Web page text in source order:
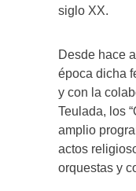
siglo XX.
Desde hace
época dicha
y con la
Teulada, los
amplio
actos
orquestas y